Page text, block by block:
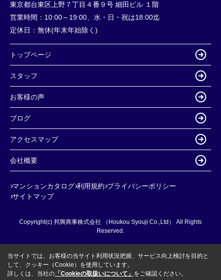
東京都台東区上野７丁目４番９号 細田ビル １階
営業時間： 10:00～19:00、水・日・祝は18:00迄
定休日： 無休(年末年始除く)
トップページ
スタッフ
お客様の声
ブログ
アクセスマップ
会社概要
マンションカタログ 利用規約 プライバシーポリシー
サイトマップ
Copyright(c) 邦興商事株式会社 （Houkou Syouji Co.,Ltd） All Rights
Reserved.
当サイトでは、お客様の当サイト利用状況把握、サービス向上検討を目的と
して、クッキー（Cookie）を使用しています。
詳しくは、当社の 「Cookieの取扱いについて」 をご確認ください。